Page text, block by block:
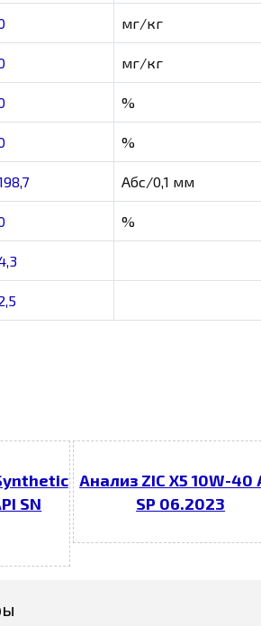
мг/кг
мг/кг
%
%
Абс/0,1 мм
%
SN
Анализ ZIC X5 10W-40
SP 06.2023